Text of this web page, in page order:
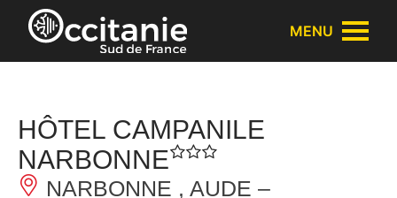
Panneau de gestion des cookies
MENU
HÔTEL CAMPANILE
NARBONNE
NARBONNE , AUDE –